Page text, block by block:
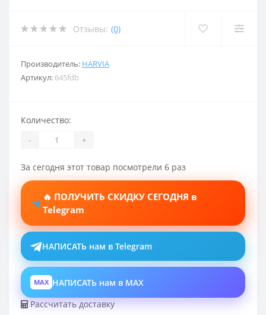
Отзывы: (0)
Производитель: HARVIA
Артикул: 645fdb
Количество:
- +
За сегодня этот товар посмотрели 6 раз
🔥 ПОЛУЧИТЬ СКИДКУ СЕГОДНЯ в
Telegram
НАПИСАТЬ нам в Telegram
MAX НАПИСАТЬ нам в MAX
Рассчитать доставку